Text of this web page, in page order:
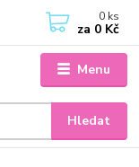
Menu
Hledat
0 ks
za 0 Kč